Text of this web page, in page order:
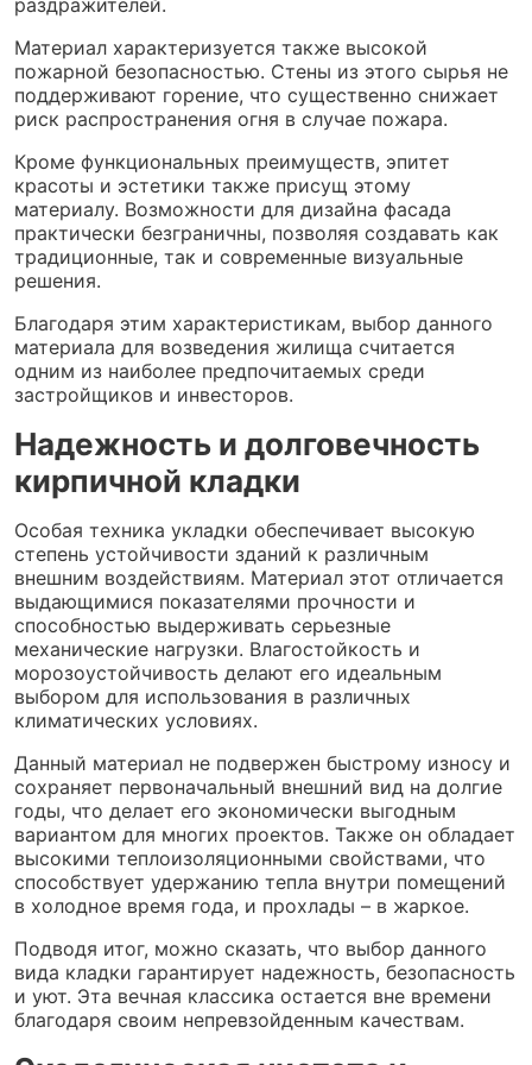
Материал характеризуется также высокой
пожарной безопасностью. Стены из этого сырья не
поддерживают горение, что существенно снижает
риск распространения огня в случае пожара.
Кроме функциональных преимуществ, эпитет
красоты и эстетики также присущ этому
материалу. Возможности для дизайна фасада
практически безграничны, позволяя создавать как
традиционные, так и современные визуальные
решения.
Благодаря этим характеристикам, выбор данного
материала для возведения жилища считается
одним из наиболее предпочитаемых среди
застройщиков и инвесторов.
Надежность и долговечность
кирпичной кладки
Особая техника укладки обеспечивает высокую
степень устойчивости зданий к различным
внешним воздействиям. Материал этот отличается
выдающимися показателями прочности и
способностью выдерживать серьезные
механические нагрузки. Влагостойкость и
морозоустойчивость делают его идеальным
выбором для использования в различных
климатических условиях.
Данный материал не подвержен быстрому износу и
сохраняет первоначальный внешний вид на долгие
годы, что делает его экономически выгодным
вариантом для многих проектов. Также он обладает
высокими теплоизоляционными свойствами, что
способствует удержанию тепла внутри помещений
в холодное время года, и прохлады – в жаркое.
Подводя итог, можно сказать, что выбор данного
вида кладки гарантирует надежность, безопасность
и уют. Эта вечная классика остается вне времени
благодаря своим непревзойденным качествам.